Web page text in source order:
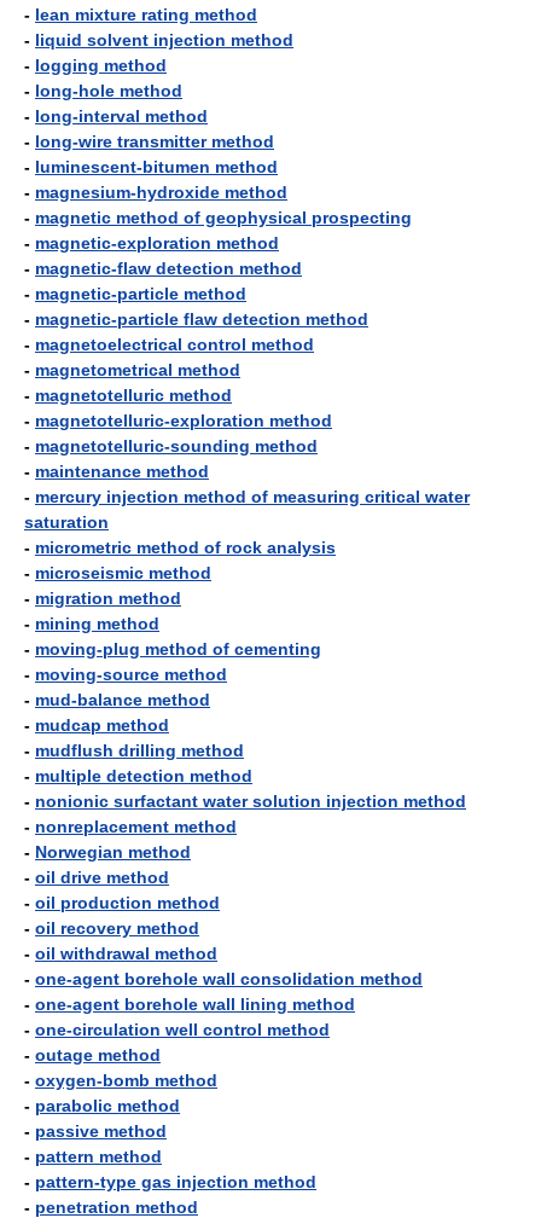
- lean mixture rating method
- liquid solvent injection method
- logging method
- long-hole method
- long-interval method
- long-wire transmitter method
- luminescent-bitumen method
- magnesium-hydroxide method
- magnetic method of geophysical prospecting
- magnetic-exploration method
- magnetic-flaw detection method
- magnetic-particle method
- magnetic-particle flaw detection method
- magnetoelectrical control method
- magnetometrical method
- magnetotelluric method
- magnetotelluric-exploration method
- magnetotelluric-sounding method
- maintenance method
- mercury injection method of measuring critical water
saturation
- micrometric method of rock analysis
- microseismic method
- migration method
- mining method
- moving-plug method of cementing
- moving-source method
- mud-balance method
- mudcap method
- mudflush drilling method
- multiple detection method
- nonionic surfactant water solution injection method
- nonreplacement method
- Norwegian method
- oil drive method
- oil production method
- oil recovery method
- oil withdrawal method
- one-agent borehole wall consolidation method
- one-agent borehole wall lining method
- one-circulation well control method
- outage method
- oxygen-bomb method
- parabolic method
- passive method
- pattern method
- pattern-type gas injection method
- penetration method